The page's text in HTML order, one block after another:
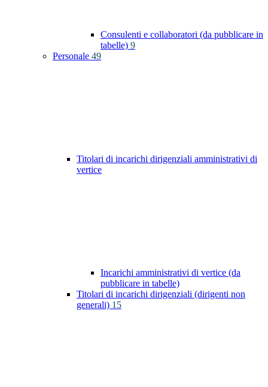
Consulenti e collaboratori (da pubblicare in
tabelle) 9
Personale 49
Titolari di incarichi dirigenziali amministrativi di
vertice
Incarichi amministrativi di vertice (da
pubblicare in tabelle)
Titolari di incarichi dirigenziali (dirigenti non
generali) 15